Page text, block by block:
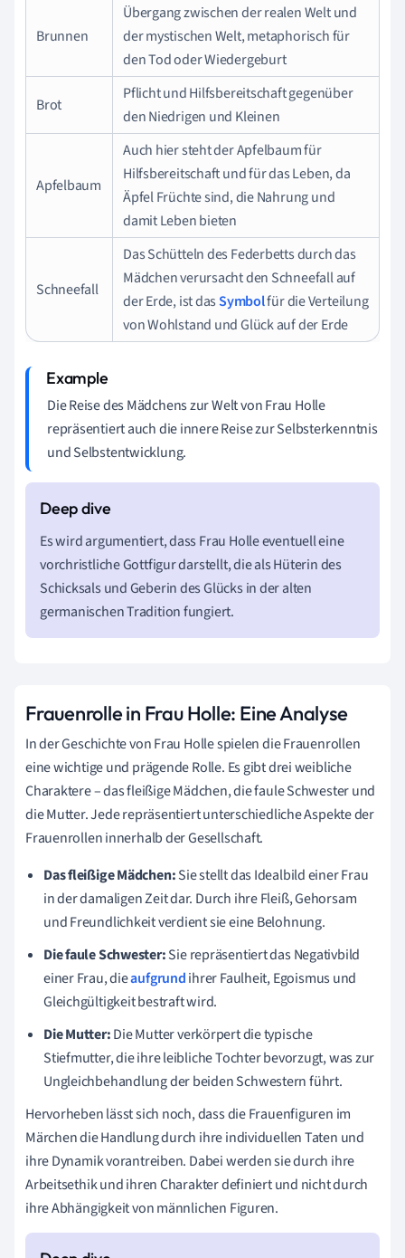
Brunnen
Übergang zwischen der realen Welt und
der mystischen Welt, metaphorisch für
den Tod oder Wiedergeburt
Brot
Pflicht und Hilfsbereitschaft gegenüber
den Niedrigen und Kleinen
Apfelbaum
Auch hier steht der Apfelbaum für
Hilfsbereitschaft und für das Leben, da
Äpfel Früchte sind, die Nahrung und
damit Leben bieten
Schneefall
Das Schütteln des Federbetts durch das
Mädchen verursacht den Schneefall auf
der Erde, ist dasSymbolfür die Verteilung
von Wohlstand und Glück auf der Erde
Die Reise des Mädchens zur Welt von Frau Holle
repräsentiert auch die innere Reise zur Selbsterkenntnis
und Selbstentwicklung.
Es wird argumentiert, dass Frau Holle eventuell eine
vorchristliche Gottfigur darstellt, die als Hüterin des
Schicksals und Geberin des Glücks in der alten
germanischen Tradition fungiert.
Frauenrolle in Frau Holle: Eine Analyse
In der Geschichte von Frau Holle spielen die Frauenrollen
eine wichtige und prägende Rolle. Es gibt drei weibliche
Charaktere – das fleißige Mädchen, die faule Schwester und
die Mutter. Jede repräsentiert unterschiedliche Aspekte der
Frauenrollen innerhalb der Gesellschaft.
Das fleißige Mädchen:Sie stellt das Idealbild einer Frau
in der damaligen Zeit dar. Durch ihre Fleiß, Gehorsam
und Freundlichkeit verdient sie eine Belohnung.
Die faule Schwester:Sie repräsentiert das Negativbild
einer Frau, dieaufgrundihrer Faulheit, Egoismus und
Gleichgültigkeit bestraft wird.
Die Mutter:Die Mutter verkörpert die typische
Stiefmutter, die ihre leibliche Tochter bevorzugt, was zur
Ungleichbehandlung der beiden Schwestern führt.
Hervorheben lässt sich noch, dass die Frauenfiguren im
Märchen die Handlung durch ihre individuellen Taten und
ihre Dynamik vorantreiben. Dabei werden sie durch ihre
Arbeitsethik und ihren Charakter definiert und nicht durch
ihre Abhängigkeit von männlichen Figuren.